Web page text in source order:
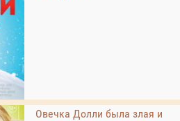
Овечка Долли была злая и